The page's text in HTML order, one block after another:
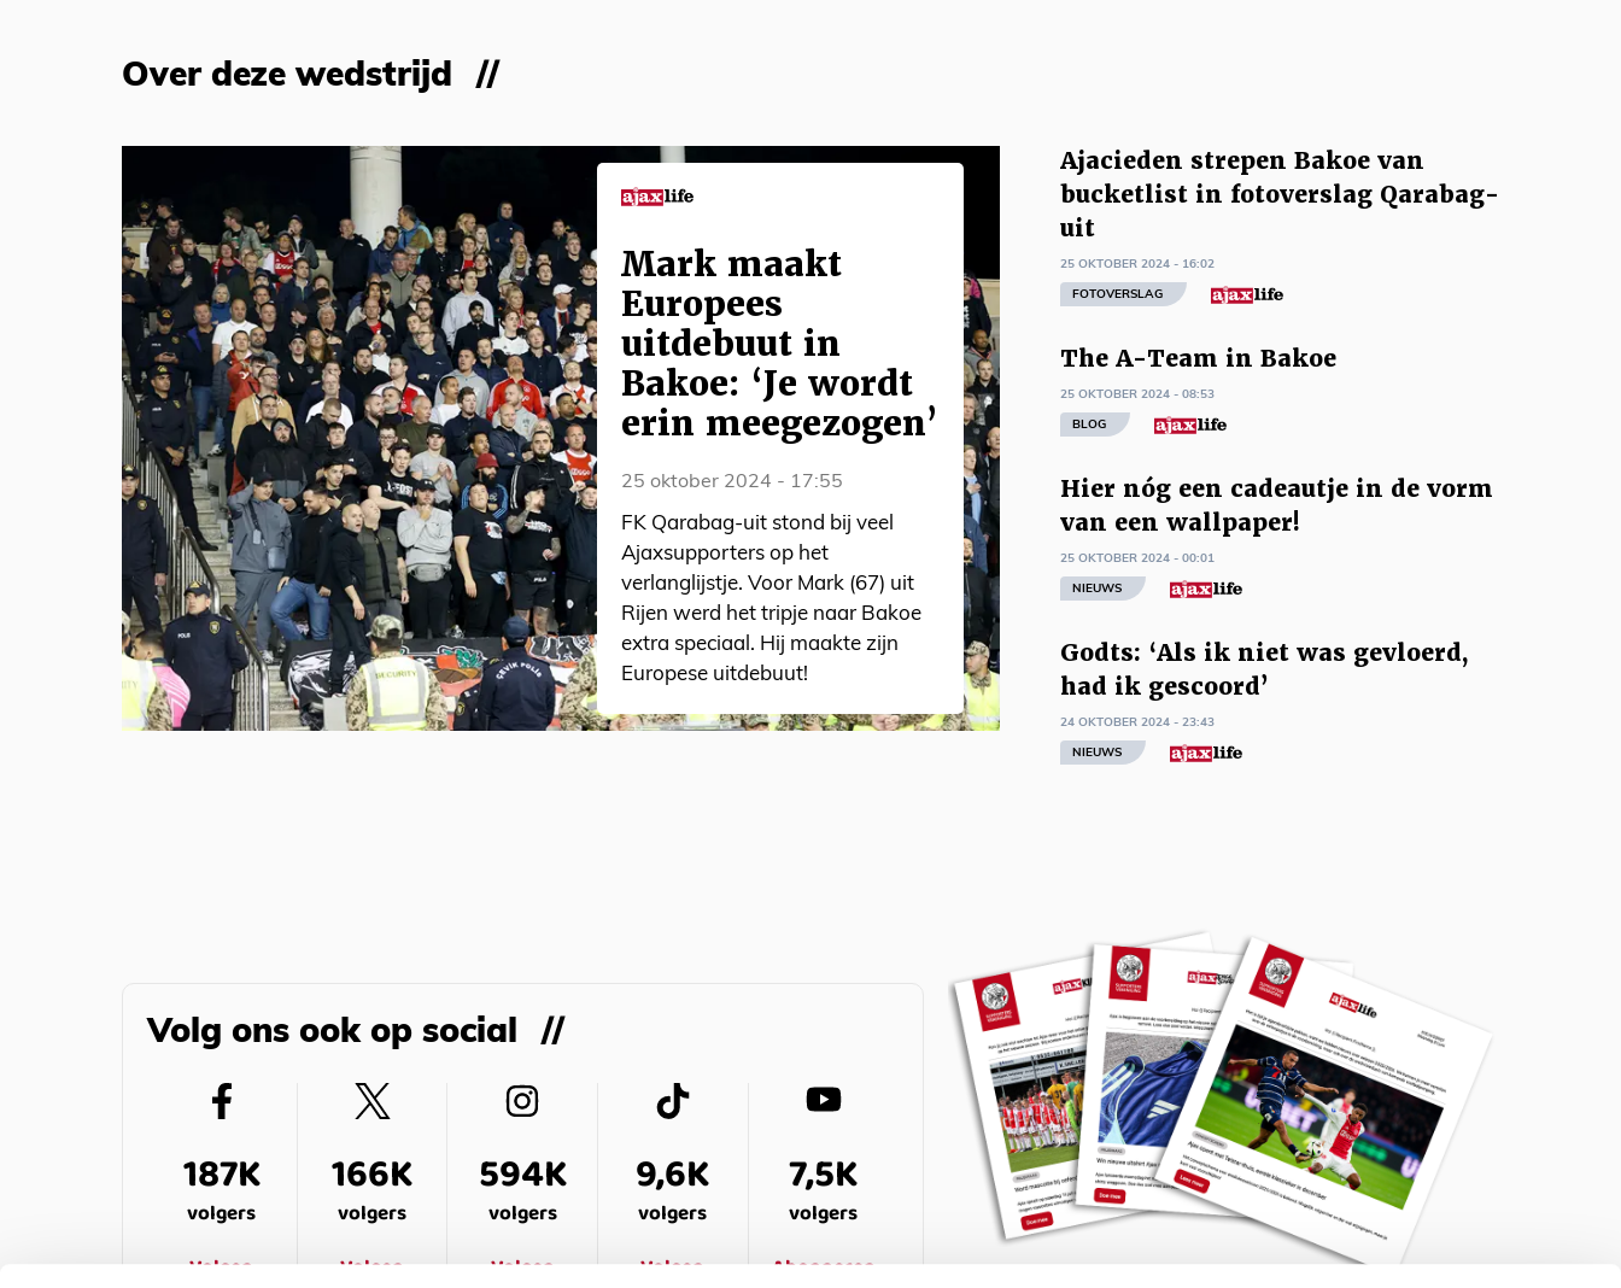
Over deze wedstrijd
Mark maakt
Europees
uitdebuut in
Bakoe: ‘Je wordt
erin meegezogen’
25 oktober 2024 - 17:55
FK Qarabag-uit stond bij veel
Ajaxsupporters op het
verlanglijstje. Voor Mark (67) uit
Rijen werd het tripje naar Bakoe
extra speciaal. Hij maakte zijn
Europese uitdebuut!
Ajacieden strepen Bakoe van
bucketlist in fotoverslag Qarabag-
uit
25 OKTOBER 2024 - 16:02
FOTOVERSLAG
The A-Team in Bakoe
25 OKTOBER 2024 - 08:53
BLOG
Hier nóg een cadeautje in de vorm
van een wallpaper!
25 OKTOBER 2024 - 00:01
NIEUWS
Godts: ‘Als ik niet was gevloerd,
had ik gescoord’
24 OKTOBER 2024 - 23:43
NIEUWS
Volg ons ook op social
187K
volgers
Volgen
166K
volgers
Volgen
594K
volgers
Volgen
9,6K
volgers
Volgen
7,5K
volgers
Abonneren